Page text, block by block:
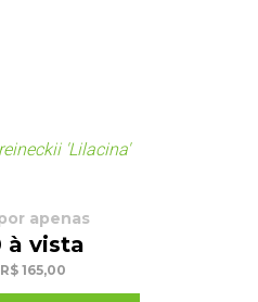
'Lilacina'
apenas
à vista
165,00